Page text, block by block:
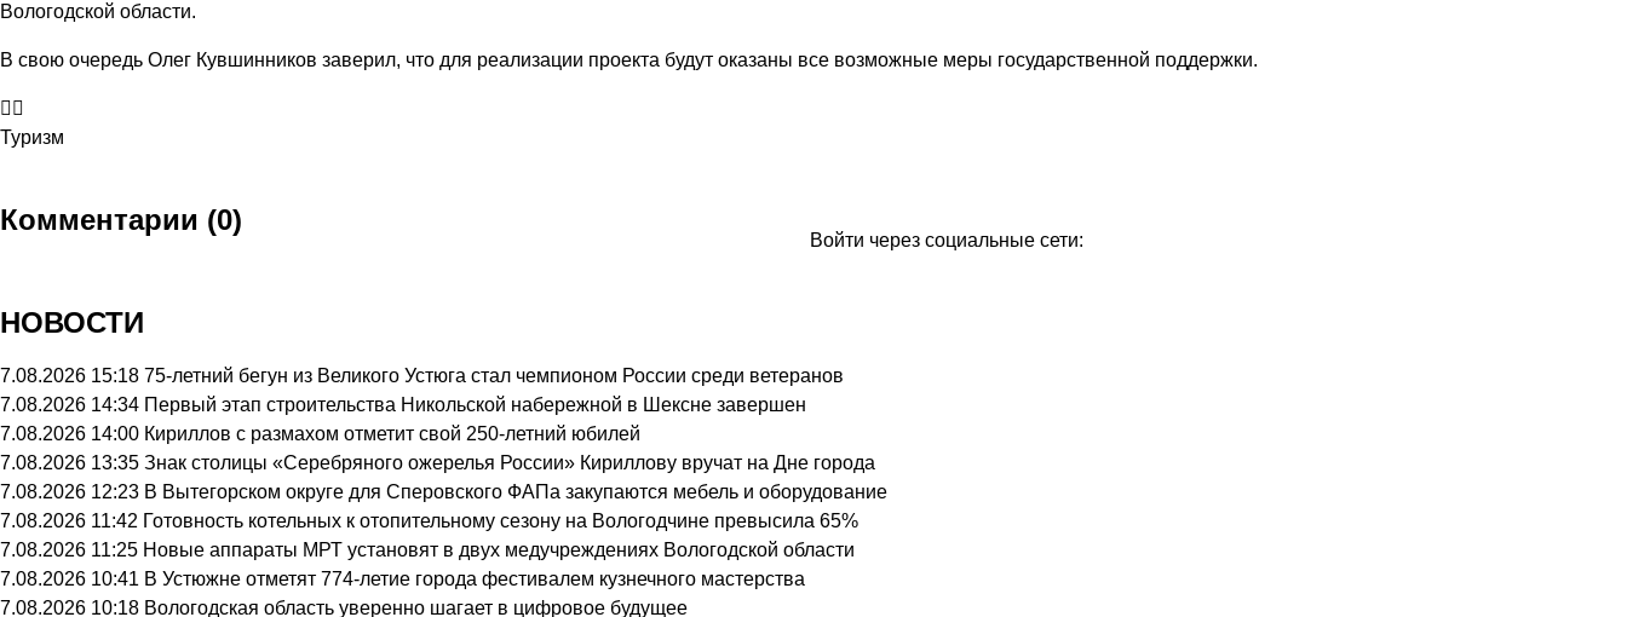
Вологодской области.
В свою очередь Олег Кувшинников заверил, что для реализации проекта будут оказаны все возможные меры государственной поддержки.
Туризм
Комментарии (0)
Войти через социальные сети:
НОВОСТИ
7.08.2026 15:18 75-летний бегун из Великого Устюга стал чемпионом России среди ветеранов
7.08.2026 14:34 Первый этап строительства Никольской набережной в Шексне завершен
7.08.2026 14:00 Кириллов с размахом отметит свой 250-летний юбилей
7.08.2026 13:35 Знак столицы «Серебряного ожерелья России» Кириллову вручат на Дне города
7.08.2026 12:23 В Вытегорском округе для Сперовского ФАПа закупаются мебель и оборудование
7.08.2026 11:42 Готовность котельных к отопительному сезону на Вологодчине превысила 65%
7.08.2026 11:25 Новые аппараты МРТ установят в двух медучреждениях Вологодской области
7.08.2026 10:41 В Устюжне отметят 774-летие города фестивалем кузнечного мастерства
7.08.2026 10:18 Вологодская область уверенно шагает в цифровое будущее